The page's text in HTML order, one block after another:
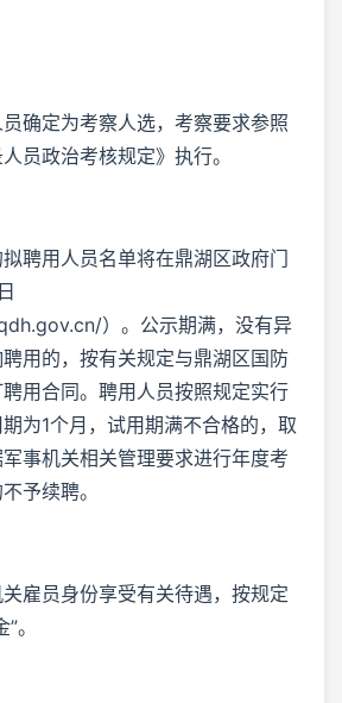
确定为考察人选，考察要求参照
员政治考核规定》执行。
聘用人员名单将在鼎湖区政府门
）。公示期满，没有异
用的，按有关规定与鼎湖区国防
用合同。聘用人员按照规定实行
为1个月，试用期满不合格的，取
事机关相关管理要求进行年度考
予续聘。
雇员身份享受有关待遇，按规定
。